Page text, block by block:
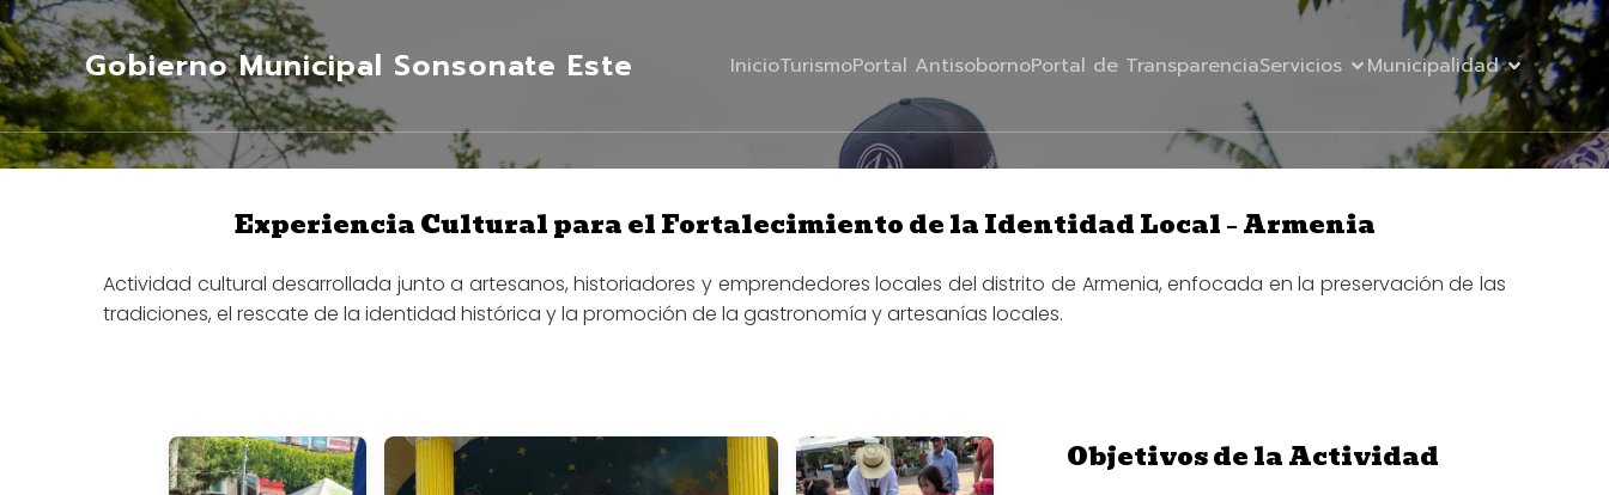
Gobierno Municipal Sonsonate Este InicioTurismoPortal AntisobornoPortal de TransparenciaServicios Municipalidad
Experiencia Cultural para el Fortalecimiento de la Identidad Local – Armenia
Actividad cultural desarrollada junto a artesanos, historiadores y emprendedores locales del distrito de Armenia, enfocada en la preservación de las
tradiciones, el rescate de la identidad histórica y la promoción de la gastronomía y artesanías locales.
Objetivos de la Actividad